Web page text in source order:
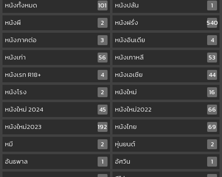
หนังทั้งหมด
101 หนังปล้น
1
หนังผี
2 หนังฝรั่ง
540
หนังภาคต่อ
3 หนังอินเดีย
4
หนังเก่า
56 หนังเกาหลี
53
หนังเรท R18+
4 หนังเอเชีย
44
หนังโรง
2 หนังใหม่
16
หนังใหม่ 2024
45 หนังใหม่2022
66
หนังใหม่2023
192 หนังไทย
69
หมี
2 หุ่นยนต์
2
อันธพาล
1 อัศวิน
1